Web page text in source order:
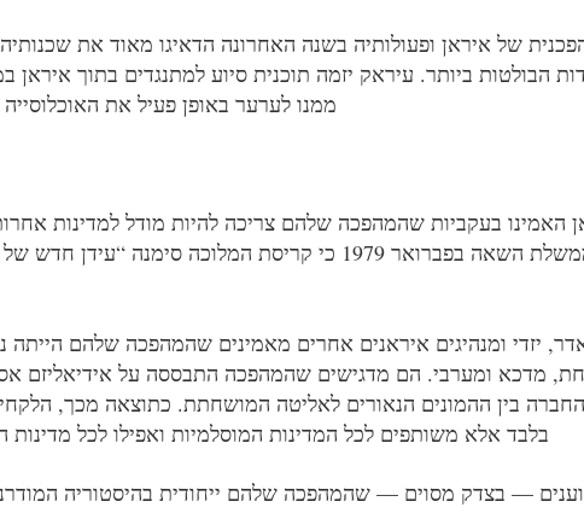
של איראן ופעולותיה בשנה האחרונה הדאיגו מאוד את
הבולטות ביותר. עיראק יזמה תוכנית סיוע למתנגדים בתוך
ממנו לערער באופן פעיל את
האמינו בעקביות שהמהפכה שלהם צריכה להיות מודל למדינות
השאה בפברואר 9791 כי קריסת המלוכה סימנה “עידן חדש
יזדי ומנהיגים איראנים אחרים מאמינים שהמהפכה שלהם
מדכא ומערבי. הם מדגישים שהמהפכה התבססה על אידיאליזם
החברה בין ההמונים הנאורים לאליטה המושחתת. כתוצאה מכך,
בלבד אלא משותפים לכל המדינות המוסלמיות ואפילו לכל
— בצדק מסוים — שהמהפכה שלהם ייחודית בהיסטוריה